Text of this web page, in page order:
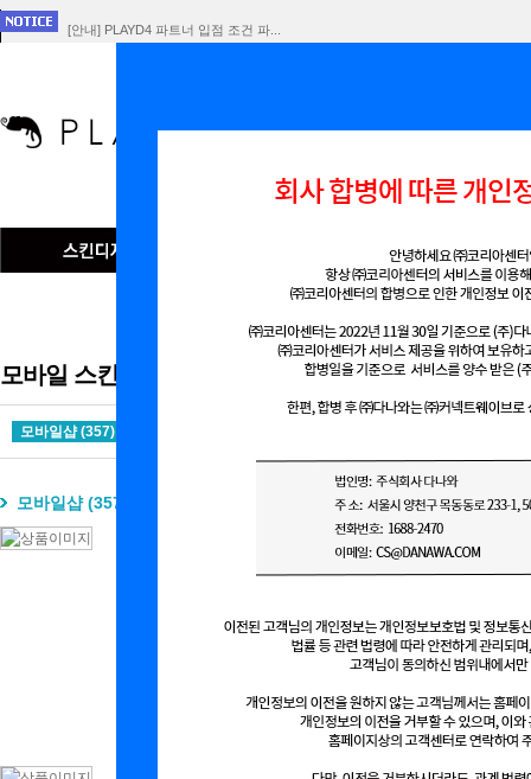
[안내] PLAYD4 파트너 입점 조건 파...
인기검색어 맞춤형
모바일 스킨
모바일샵 (357)
모바일샵 (357)